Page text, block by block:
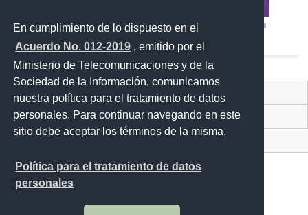
En cumplimiento de lo dispuesto en el
Acuerdo No. 012-2019 , emitido por el
Ministerio de Telecomunicaciones y de la
Sociedad de la Información, comunicamos
nuestra política para el tratamiento de datos
personales. Para continuar navegando en este
sitio debe aceptar los términos de la misma.
Política para el tratamiento de datos
personales
Contacto Ciudadano Digital
Portal Trámites Ciudadanos
Sistema Nacional de Información (SNI)
Av. Lira Ňan entre Amaru Ňan y Quitumbe Ñan